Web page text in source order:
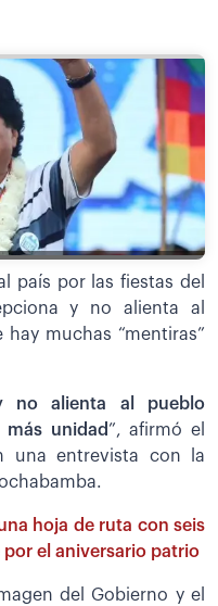
país por las fiestas del
y no alienta al
muchas “mentiras”
no alienta al pueblo
unidad ”, afirmó el
una entrevista con la
hoja de ruta con seis
el aniversario patrio
del Gobierno y el